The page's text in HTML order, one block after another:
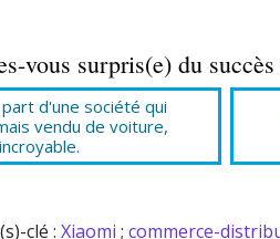
vous surpris(e) du
d'une société qui
vendu de voiture,
clé :Xiaomi ;commerce-